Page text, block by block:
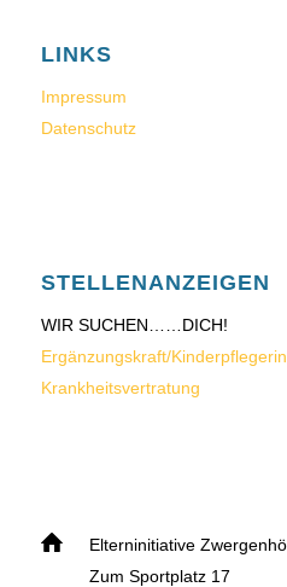
LINKS
Impressum
Datenschutz
STELLENANZEIGEN
WIR SUCHEN……DICH!
Ergänzungskraft/
Krankheitsvertratung
Elterninitiative
Zum Sportplatz 17